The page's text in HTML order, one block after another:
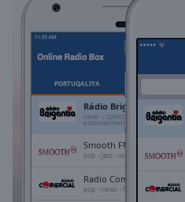
Stream
TypeLIVE
LIVE
Remaining
PORTUQALIYA
Rádio Brigantia
news sports adult contemporary
entertainment
Smooth FM
pop jazz vocal soft jazz
Radio Comercial
pop news folk